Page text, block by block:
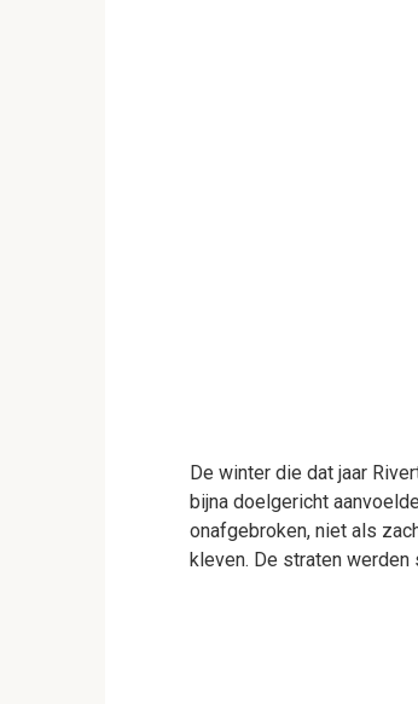
De winter die dat jaar
bijna doelgericht
onafgebroken, niet als
kleven. De straten